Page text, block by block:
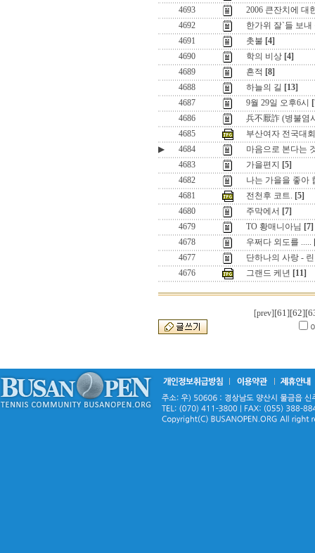
4693
2006 큰잔치에 대
4692
한가위 잘`들 보내
4691
촛불 [4]
4690
학의 비상 [4]
4689
흔적 [8]
4688
하늘의 길 [13]
4687
9월 29일 오후6시
4686
兵不厭詐 (병불염
4685
부산여자 전국대
▶
4684
마음으로 본다는
4683
가을편지
[5]
4682
나는 가을을 좋아
4681
전천후 코트. [5]
4680
주막에서 [7]
4679
TO 황매니아님 [7]
4678
우쩌다 외도를 .....
4677
단하나의 사랑 - 린
4676
그랜드 케년 [11]
[prev] [61][62]